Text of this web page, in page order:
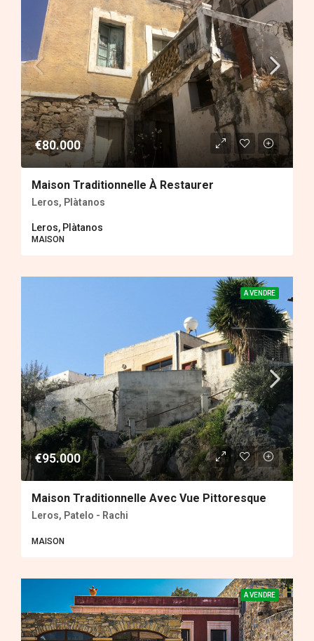
€80.000
Maison Traditionnelle À Restaurer
Leros, Plàtanos
Leros, Plàtanos
MAISON
A VENDRE
€95.000
Maison Traditionnelle Avec Vue Pittoresque
Leros, Patelo - Rachi
MAISON
A VENDRE